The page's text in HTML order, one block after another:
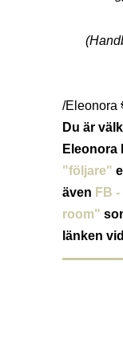
/Eleonora
Du är
Eleonora
"följare"
även FB
room"
länken